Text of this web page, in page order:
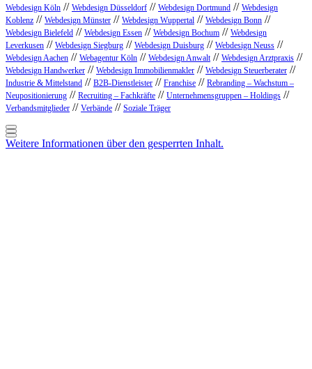
Webdesign Köln // Webdesign Düsseldorf // Webdesign Dortmund // Webdesign
Koblenz // Webdesign Münster // Webdesign Wuppertal // Webdesign Bonn //
Webdesign Bielefeld // Webdesign Essen // Webdesign Bochum // Webdesign
Leverkusen // Webdesign Siegburg // Webdesign Duisburg // Webdesign Neuss //
Webdesign Aachen // Webagentur Köln // Webdesign Anwalt// Webdesign Arztpraxis //
Webdesign Handwerker // Webdesign Immobilienmakler // Webdesign Steuerberater //
Industrie & Mittelstand // B2B-Dienstleister // Franchise // Rebranding – Wachstum –
Neupositionierung // Recruiting – Fachkräfte // Unternehmensgruppen – Holdings //
Verbandsmitglieder // Verbände // Soziale Träger
Weitere Informationen über den gesperrten Inhalt.